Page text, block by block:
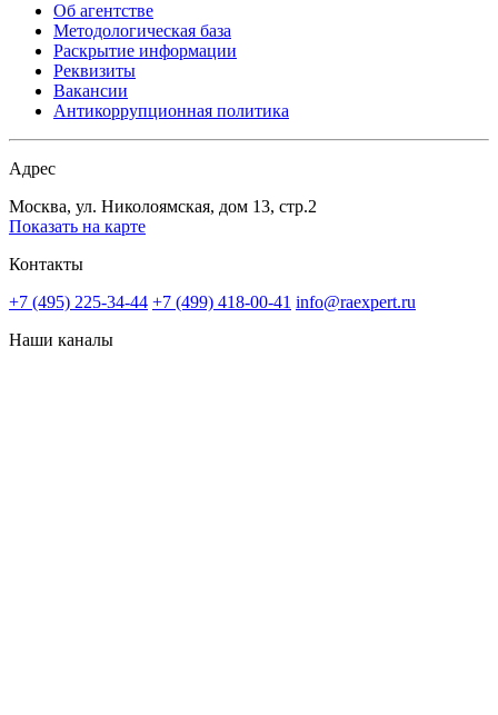
Об агентстве
Методологическая база
Раскрытие информации
Реквизиты
Вакансии
Антикоррупционная политика
Адрес
Москва, ул. Николоямская, дом 13, стр.2
Показать на карте
Контакты
+7 (495) 225-34-44 +7 (499) 418-00-41 info@raexpert.ru
Наши каналы